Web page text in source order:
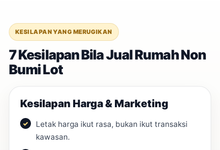
KESILAPAN YANG MERUGIKAN
7 Kesilapan Bila Jual Rumah Non
Bumi Lot
Kesilapan Harga & Marketing
Letak harga ikut rasa, bukan ikut transaksi
kawasan.